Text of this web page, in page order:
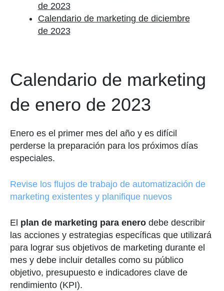
de 2023
Calendario de marketing de diciembre
de 2023
Calendario de marketing
de enero de 2023
Enero es el primer mes del año y es difícil
perderse la preparación para los próximos días
especiales.
Revise los flujos de trabajo de automatización de
marketing existentes y planifique nuevos
El plan de marketing para enero debe describir
las acciones y estrategias específicas que utilizará
para lograr sus objetivos de marketing durante el
mes y debe incluir detalles como su público
objetivo, presupuesto e indicadores clave de
rendimiento (KPI).